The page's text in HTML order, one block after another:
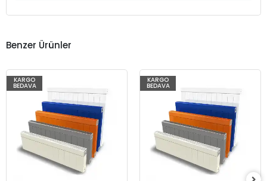
Benzer Ürünler
KARGO
BEDAVA
KARGO
BEDAVA